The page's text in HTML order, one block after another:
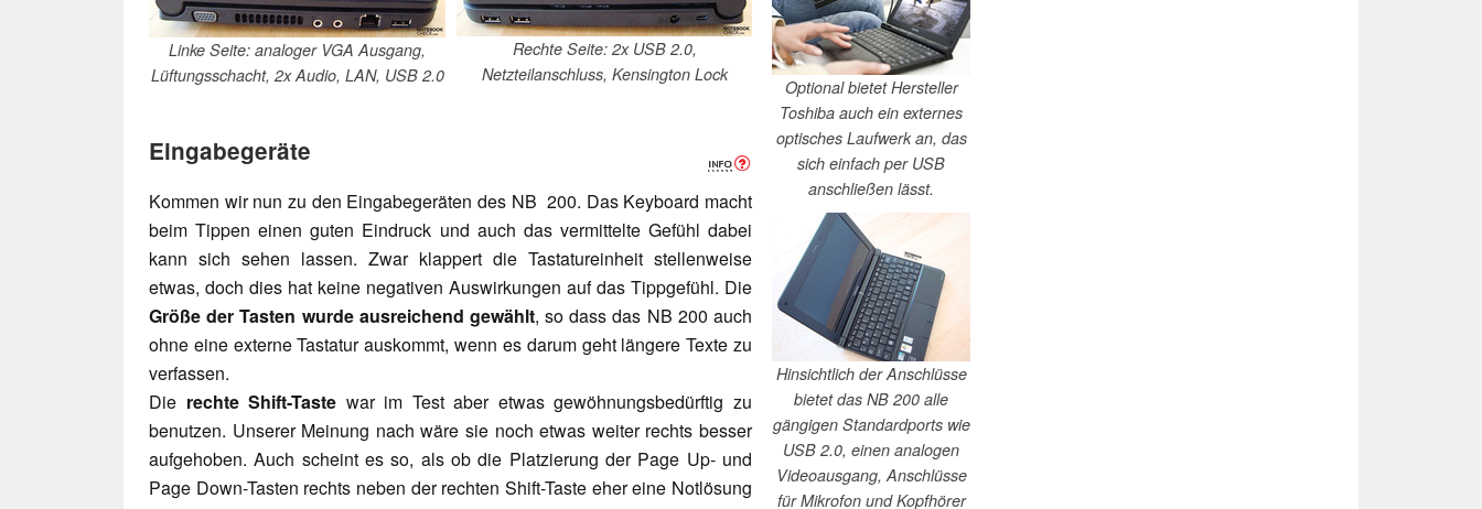
Linke Seite: analoger VGA Ausgang,
Lüftungsschacht, 2x Audio, LAN, USB 2.0
Rechte Seite: 2x USB 2.0,
Netzteilanschluss, Kensington Lock
Eingabegeräte
Kommen wir nun zu den Eingabegeräten des NB 200. Das Keyboard macht
beim Tippen einen guten Eindruck und auch das vermittelte Gefühl dabei
kann sich sehen lassen. Zwar klappert die Tastatureinheit stellenweise
etwas, doch dies hat keine negativen Auswirkungen auf das Tippgefühl. Die
Größe der Tasten wurde ausreichend gewählt, so dass das NB 200 auch
ohne eine externe Tastatur auskommt, wenn es darum geht längere Texte zu
verfassen.
Die rechte Shift-Taste war im Test aber etwas gewöhnungsbedürftig zu
benutzen. Unserer Meinung nach wäre sie noch etwas weiter rechts besser
aufgehoben. Auch scheint es so, als ob die Platzierung der Page Up- und
Page Down-Tasten rechts neben der rechten Shift-Taste eher eine Notlösung
Optional bietet Hersteller
Toshiba auch ein externes
optisches Laufwerk an, das
sich einfach per USB
anschließen lässt.
Hinsichtlich der Anschlüsse
bietet das NB 200 alle
gängigen Standardports wie
USB 2.0, einen analogen
Videoausgang, Anschlüsse
für Mikrofon und Kopfhörer